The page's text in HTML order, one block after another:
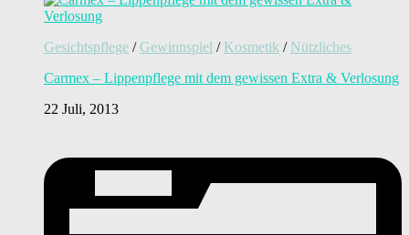
Gesichtspflege /Gewinnspiel / Kosmetik / Nützliches
Carmex – Lippenpflege mit dem gewissen Extra & Verlosung
22 Juli, 2013